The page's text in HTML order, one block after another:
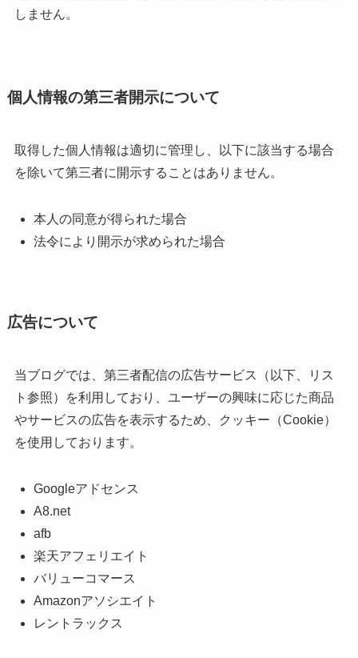
しません。
個人情報の第三者開示について
取得した個人情報は適切に管理し、以下に該当する場合
を除いて第三者に開示することはありません。
本人の同意が得られた場合
法令により開示が求められた場合
広告について
当ブログでは、第三者配信の広告サービス（以下、リス
ト参照）を利用しており、ユーザーの興味に応じた商品
やサービスの広告を表示するため、クッキー（Cookie）
を使用しております。
Googleアドセンス
A8.net
afb
楽天アフェリエイト
バリューコマース
Amazonアソシエイト
レントラックス